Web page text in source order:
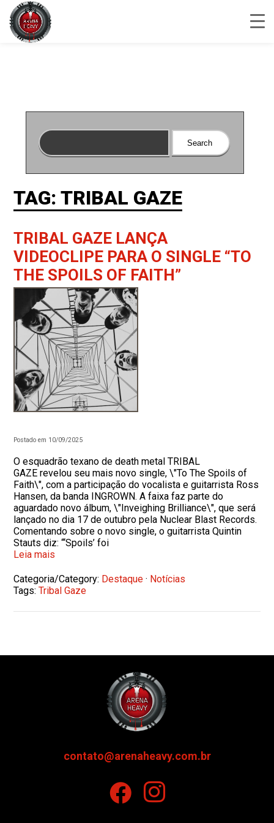
TAG: TRIBAL GAZE
TRIBAL GAZE LANÇA
VIDEOCLIPE PARA O SINGLE “TO
THE SPOILS OF FAITH”
Postado em 10/09/2025
O esquadrão texano de death metal TRIBAL
GAZE revelou seu mais novo single, \"To The Spoils of
Faith\", com a participação do vocalista e guitarrista Ross
Hansen, da banda INGROWN. A faixa faz parte do
aguardado novo álbum, \"Inveighing Brilliance\", que será
lançado no dia 17 de outubro pela Nuclear Blast Records.
Comentando sobre o novo single, o guitarrista Quintin
Stauts diz: “‘Spoils’ foi
Leia mais
Categoria/Category: Destaque · Notícias
Tags:Tribal Gaze
contato@arenaheavy.com.br